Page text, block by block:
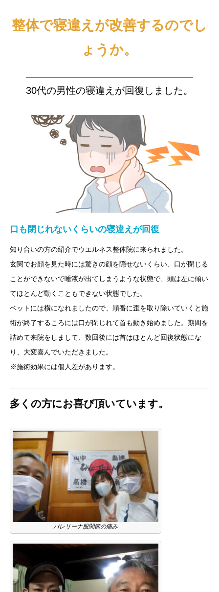
整体で寝違えが改善するのでし
ょうか。
30代の男性の寝違えが回復しました。
口も閉じれないくらいの寝違えが回復
知り合いの方の紹介でウエルネス整体院に来られました。
玄関でお顔を見た時には驚きの顔を隠せないくらい、口が閉じる
ことができないで唾液が出てしまうような状態で、頭は左に傾い
てほとんど動くこともできない状態でした。
ベットには横になれましたので、順番に歪を取り除いていくと施
術が終了するころには口が閉じれて首も動き始めました。期間を
詰めて来院をしまして、数回後には首はほとんど回復状態にな
り、大変喜んでいただきました。
※施術効果には個人差があります。
多くの方にお喜び頂いています。
バレリーナ股関節の痛み